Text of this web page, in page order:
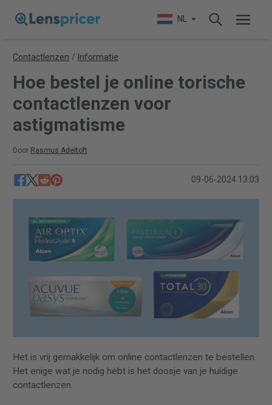
NL
Contactlenzen / Informatie
Hoe bestel je online torische
contactlenzen voor
astigmatisme
Door Rasmus Adeltoft
09-06-2024 13:03
Het is vrij gemakkelijk om online contactlenzen te bestellen.
Het enige wat je nodig hebt is het doosje van je huidige
contactlenzen.